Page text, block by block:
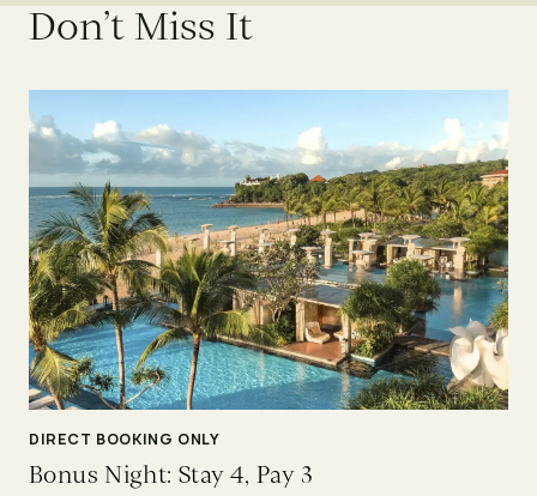
Don’tMiss It
DIRECT BOOKING ONLY
Bonus Night: Stay 4, Pay 3